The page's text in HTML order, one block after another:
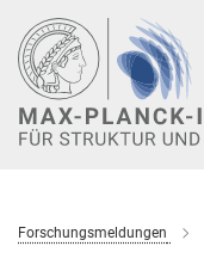
Hauptinhalt
Forschungsmeldungen